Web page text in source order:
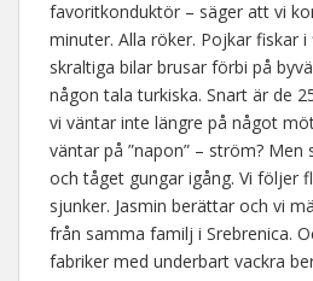
favoritkonduktör – säger att vi
minuter. Alla röker. Pojkar fiskar
skraltiga bilar brusar förbi på
någon tala turkiska. Snart är de
vi väntar inte längre på något
väntar på ”napon” – ström? Men
och tåget gungar igång. Vi följer
sjunker. Jasmin berättar och vi
från samma familj i Srebrenica.
fabriker med underbart vackra